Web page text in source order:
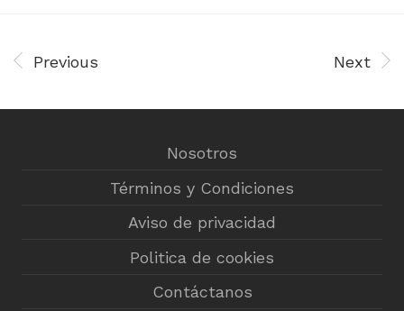
Previous Next
Nosotros
Términos y Condiciones
Aviso de privacidad
Politica de cookies
Contáctanos